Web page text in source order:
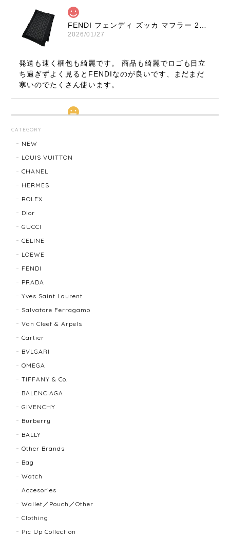
FENDI フェンディ ズッカ マフラー 22816-202512
2026/01/27
発送も速く梱包も綺麗です。 商品も綺麗でロゴも目立
ち過ぎずよく見るとFENDIなのが良いです、まだまだ
寒いのでたくさん使います。
でした！ありがとうございました。また機会ありまし
たら利用させていただきたいと思いました🙇‍♀️
迅速に対応してくださり、ありがとうございます。 品
物の状態も良く、満足しております🥰 また機会があり
ましたらよろしくお願いします！
はぜんぜんわからずとても綺麗で素敵な時計でとても
気にいりました。 いつも迅速な発送と綺麗な商品ばか
りなので安心して購入できます。ありがとうございま
CATEGORY
NEW
LOUIS VUITTON
CHANEL
HERMES
ROLEX
Dior
GUCCI
CELINE
LOEWE
FENDI
PRADA
Yves Saint Laurent
Salvatore Ferragamo
Van Cleef & Arpels
Cartier
BVLGARI
OMEGA
TIFFANY & Co.
BALENCIAGA
GIVENCHY
Burberry
BALLY
Other Brands
Bag
Watch
Accesories
Wallet／Pouch／Other
Clothing
Pic Up Collection